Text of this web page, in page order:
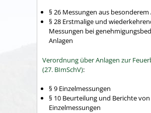
§ 26 Messungen aus besonderem
§ 28 Erstmalige und
Messungen bei
Anlagen
Verordnung über Anlagen zur
(27. BImSchV):
§ 9 Einzelmessungen
§ 10 Beurteilung und Berichte von
Einzelmessungen